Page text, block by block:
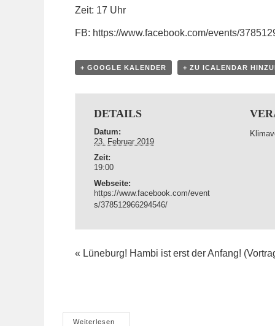
Zeit: 17 Uhr
FB: https://www.facebook.com/events/
+ GOOGLE KALENDER + ZU ICALENDAR
DETAILS
Datum:
23. Februar 2019
Zeit:
19:00
Webseite:
https://www.facebook.com/event
s/378512966294546/
« Lüneburg! Hambi ist erst der Anfang!
Weiterlesen